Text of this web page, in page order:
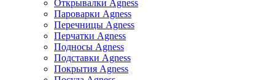
Открывалки Agness
Пароварки Agness
Перечницы Agness
Перчатки Agness
Подносы Agness
Подставки Agness
Покрытия Agness